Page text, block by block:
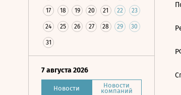
17 18 19 20 21 22 23
24 25 26 27 28 29 30
31
7 августа 2026
Новости Новости
компаний